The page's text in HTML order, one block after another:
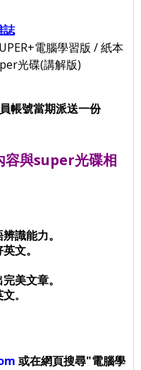
誌
電腦學習版 / 紙本
光碟(講解版)
帳號當期派送一份
容與super光碟相
識能力。
文。
美文章。
文。
或在網頁搜尋"電腦學